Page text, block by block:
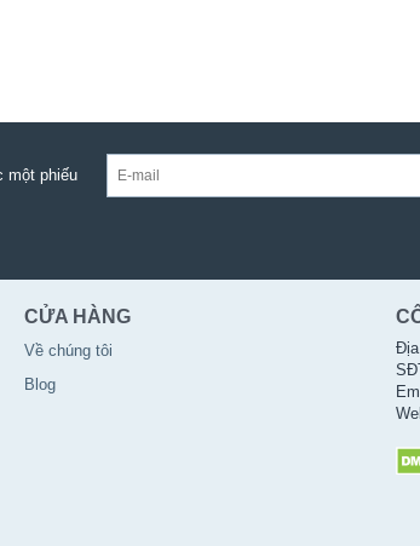
một phiếu
CỬA HÀNG
Về chúng tôi
Blog